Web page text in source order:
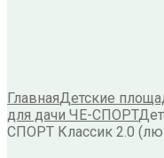
ГлавнаяДетские
для дачи ЧЕ-СПОРТ
СПОРТ Классик 2.0